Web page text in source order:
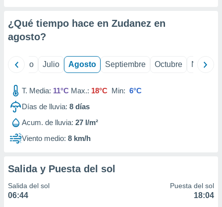
e
mediante
publicidad
publicidad
de
1199
¿Qué tiempo hace en Zudanez en
agosto?
Junio Julio Agosto Septiembre Octubre
T. Media: 11°C Max.: 18°C Min: 6°C
Días de lluvia: 8 días
Acum. de lluvia: 27 l/m²
Viento medio: 8 km/h
Salida y Puesta del sol
Salida del sol
06:44
Puesta del sol
18:04